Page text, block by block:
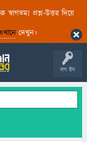
স্বাগতম! প্রশ্ন-উত্তর দিয়ে
দেখুন।
লগ ইন